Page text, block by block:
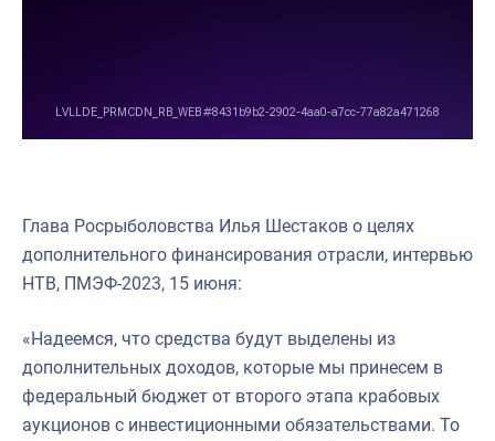
Глава Росрыболовства Илья Шестаков о целях
дополнительного финансирования отрасли, интервью
НТВ, ПМЭФ-2023, 15 июня:
«Надеемся, что средства будут выделены из
дополнительных доходов, которые мы принесем в
федеральный бюджет от второго этапа крабовых
аукционов с инвестиционными обязательствами. То